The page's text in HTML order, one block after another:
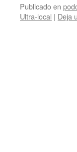
Publicado en
Ultra-local | Deja